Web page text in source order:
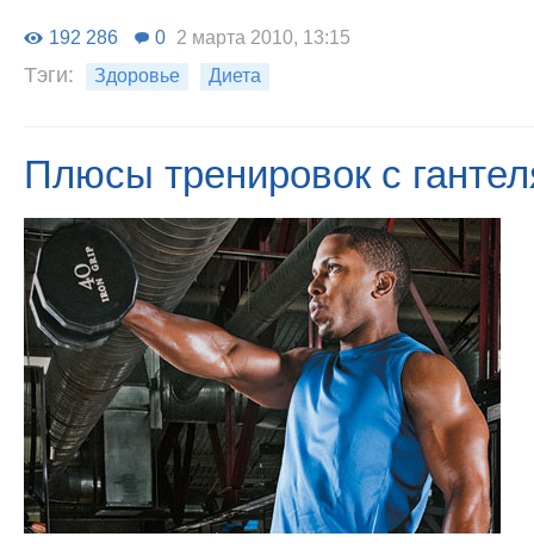
192 286 0 2 марта 2010, 13:15
Тэги: Здоровье Диета
Плюсы тренировок с